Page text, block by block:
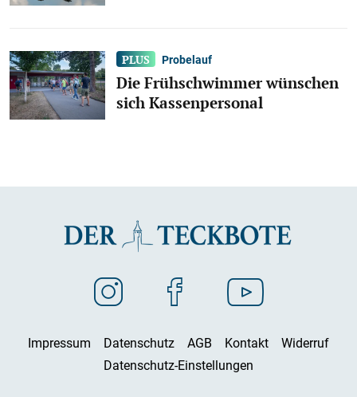
Probelauf
Die Frühschwimmer wünschen
sich Kassenpersonal
Impressum Datenschutz AGB Kontakt
Widerruf
Datenschutz-Einstellungen